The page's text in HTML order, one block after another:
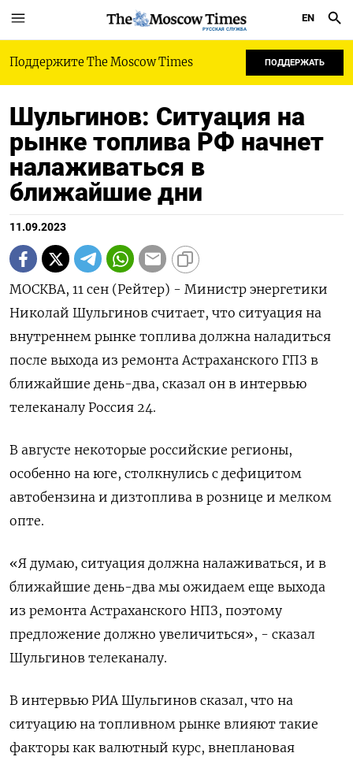
РУССКАЯ СЛУЖБА
EN
Поддержите The Moscow Times ПОДДЕРЖАТЬ
Шульгинов: Ситуация на
рынке топлива РФ начнет
налаживаться в
ближайшие дни
11.09.2023
МОСКВА, 11 сен (Рейтер) - Министр энергетики
Николай Шульгинов считает, что ситуация на
внутреннем рынке топлива должна наладиться
после выхода из ремонта Астраханского ГПЗ в
ближайшие день-два, сказал он в интервью
телеканалу Россия 24.
В августе некоторые российские регионы,
особенно на юге, столкнулись с дефицитом
автобензина и дизтоплива в рознице и мелком
опте.
«Я думаю, ситуация должна налаживаться, и в
ближайшие день-два мы ожидаем еще выхода
из ремонта Астраханского НПЗ, поэтому
предложение должно увеличиться», - сказал
Шульгинов телеканалу.
В интервью РИА Шульгинов сказал, что на
ситуацию на топливном рынке влияют такие
факторы как валютный курс, внеплановая